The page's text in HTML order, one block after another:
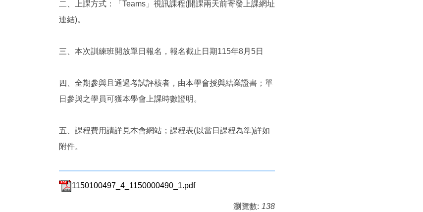
二、上課方式：「Teams」視訊課程(開課兩天前寄發上課網址
連結)。
三、本次訓練班開放單日報名，報名截止日期115年8月5日
四、全期參與且通過考試評核者，由本學會授與結業證書；單
日參與之學員可獲本學會上課時數證明。
五、課程費用請詳見本會網站；課程表(以當日課程為準)詳如
附件。
1150100497_4_1150000490_1.pdf
瀏覽數: 138